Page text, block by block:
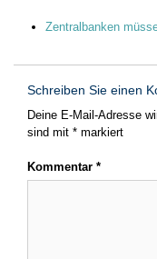
Zentralbanken
Schreiben Sie einen
Deine E-Mail-Adresse
sind mit * markiert
Kommentar *